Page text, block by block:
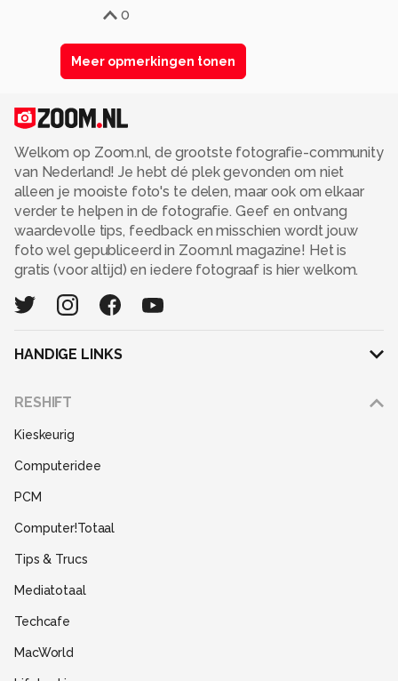
0
Meer opmerkingen tonen
Welkom op Zoom.nl, de grootste fotografie-community
van Nederland! Je hebt dé plek gevonden om niet
alleen je mooiste foto's te delen, maar ook om elkaar
verder te helpen in de fotografie. Geef en ontvang
waardevolle tips, feedback en misschien wordt jouw
foto wel gepubliceerd in Zoom.nl magazine! Het is
gratis (voor altijd) en iedere fotograaf is hier welkom.
HANDIGE LINKS
RESHIFT
Kieskeurig
Computeridee
PCM
Computer!Totaal
Tips & Trucs
Mediatotaal
Techcafe
MacWorld